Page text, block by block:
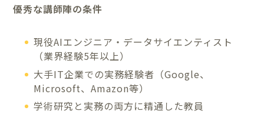
優秀な講師陣の条件
現役AIエンジニア・データサイエンティスト
（業界経験5年以上）
大手IT企業での実務経験者（Google、
Microsoft、Amazon等）
学術研究と実務の両方に精通した教員